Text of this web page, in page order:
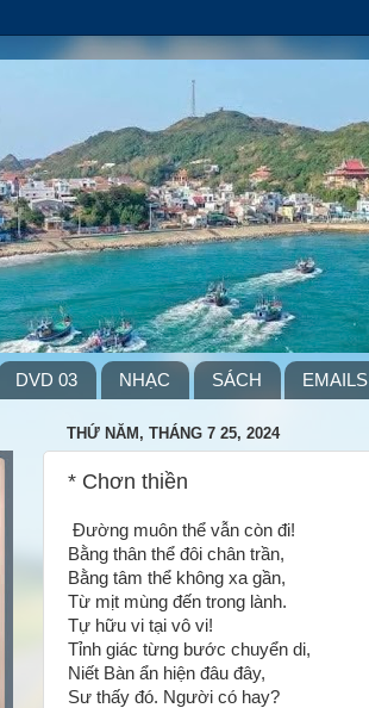
DVD 03 NHẠC SÁCH EMAILS
THỨ NĂM, THÁNG 7 25, 2024
* Chơn thiền
Đường muôn thể vẫn còn đi!
Bằng thân thể đôi chân trần,
Bằng tâm thể không xa gần,
Từ mịt mùng đến trong lành.
Tự hữu vi tại vô vi!
Tỉnh giác từng bước chuyển di,
Niết Bàn ẩn hiện đâu đây,
Sư thấy đó. Người có hay?